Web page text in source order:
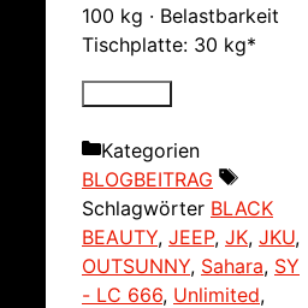
100 kg · Belastbarkeit
Tischplatte: 30 kg*
Kategorien
BLOGBEITRAG
Schlagwörter BLACK
BEAUTY, JEEP, JK, JKU,
OUTSUNNY, Sahara, SY
- LC 666, Unlimited,